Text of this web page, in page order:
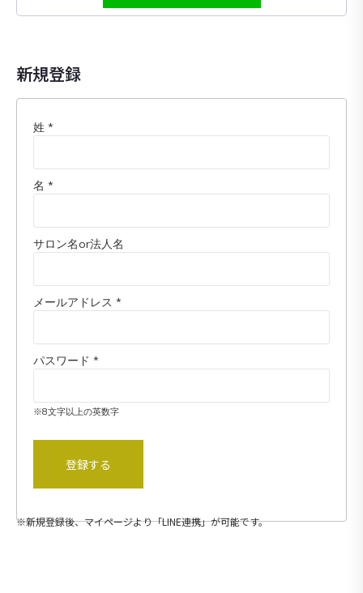
新規登録
姓 *
名 *
サロン名or法人名
メールアドレス *
パスワード *
※8文字以上の英数字
登録する
※新規登録後、マイページより「LINE連携」が可能です。